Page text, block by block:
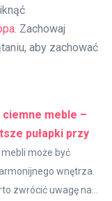
. Zachowaj
aby zachować
meble –
pułapki przy
mebli może być
wnętrza.
zwrócić uwagę na...